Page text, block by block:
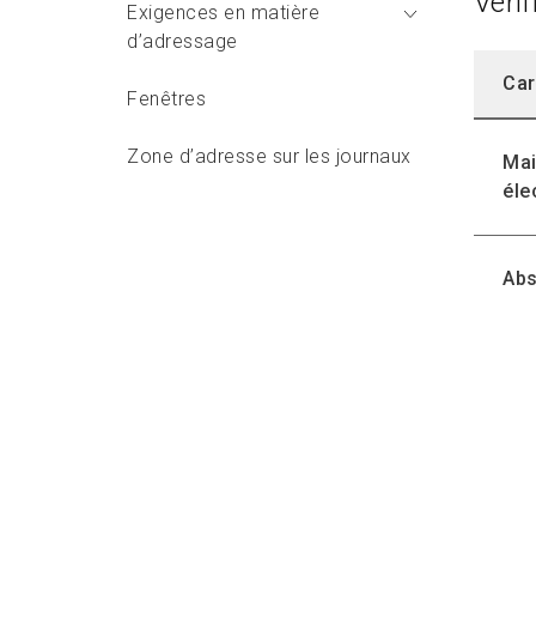
Exigences en matière
d’adressage
Fenêtres
Zone d’adresse sur les journaux